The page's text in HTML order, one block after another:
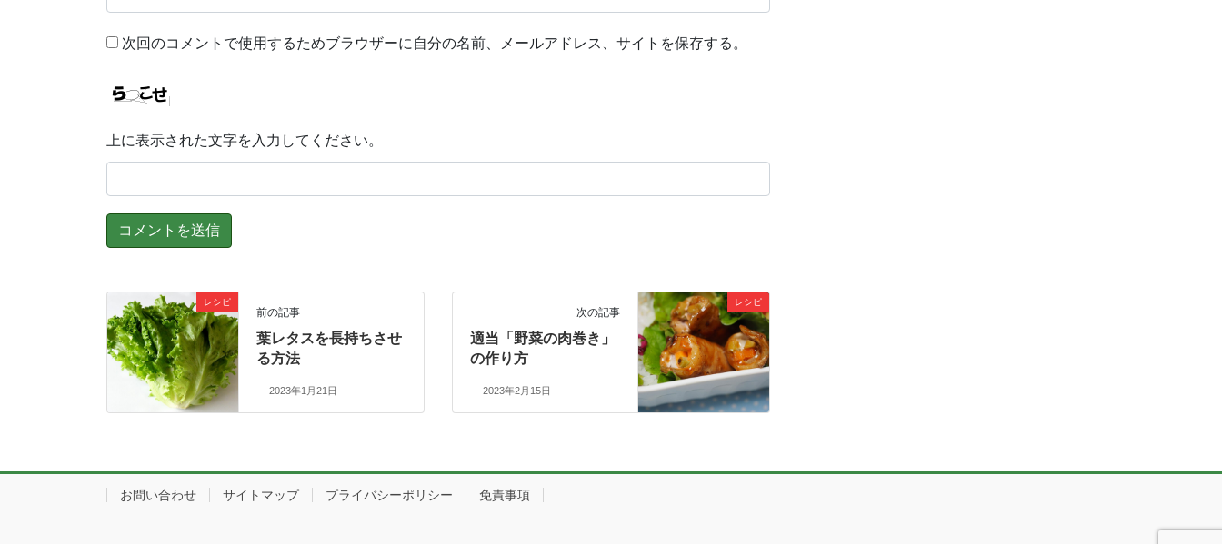
次回のコメントで使用するためブラウザーに自分の名前、メールアドレス、サイトを保存する。
上に表示された文字を入力してください。
レシピ
前の記事
葉レタスを長持ちさせ
る方法
2023年1月21日
レシピ
次の記事
適当「野菜の肉巻き」
の作り方
2023年2月15日
お問い合わせ サイトマップ プライバシーポリシー 免責事項